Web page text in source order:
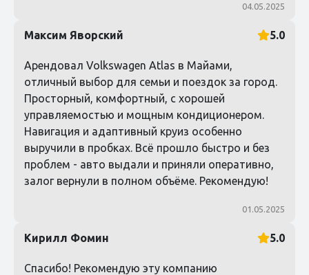
04.05.2025
Максим Яворский 5.0
Арендовал Volkswagen Atlas в Майами,
отличный выбор для семьи и поездок за город.
Просторный, комфортный, с хорошей
управляемостью и мощным кондиционером.
Навигация и адаптивный круиз особенно
выручили в пробках. Всё прошло быстро и без
проблем - авто выдали и приняли оперативно,
залог вернули в полном объёме. Рекомендую!
01.05.2025
Кирилл Фомин 5.0
Спасибо! Рекомендую эту компанию